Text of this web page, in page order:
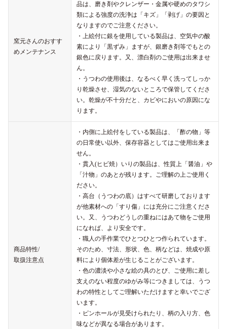
窯元さんのおすす
めメンテナンス
品は、磨き剤やクレンザー・金属や硬めのタワシ
類による強度の洗浄は「キズ」「剥げ」の要因と
なりますのでご注意ください。
・上絵付に銀を使用している製品は、空気中の酸
素により「黒ずみ」ますが、銀磨き剤等でもとの
銀色に戻ります。又、漂白剤のご使用は出来ませ
ん。
・うつわの使用後は、なるべく早く洗ってしっか
り乾燥させ、湿気のないところで保管してくださ
い。乾燥が不十分だと、カビやにおいの原因にな
ります。
商品特性/
取扱注意点
・内側に上絵付をしている製品は、「酢の物」等
の日常使い以外、保存容器としてはご使用出来ま
せん。
・貫入(ヒビ焼）いりの製品は、性質上「醤油」や
「汁物」のあとが残ります。ご理解の上ご使用く
ださい。
・高台（うつわの底）はすべて研磨しております
が他素材への「すり傷」には充分にご注意くださ
い。又、うつわどうしの重ねにはあて物をご使用
になれば、より安全です。
・職人の手作業でひとつひとつ作られています。
そのため、寸法、形状、色、柄などは、焼成や原
料により個体差が生じることがございます。
・色の濃淡や小さな絵の具のとび、ご使用に差し
支えのない程度のゆがみ等につきましては、うつ
わの特性としてご理解いただけますと幸いでござ
います。
・ピンホールが見受けられたり、柄の入り方、色
味などが異なる場合があります。